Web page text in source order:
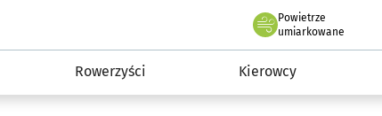
Powietrze
we Wrocławiu
umiarkowane
Rowerzyści Kierowcy